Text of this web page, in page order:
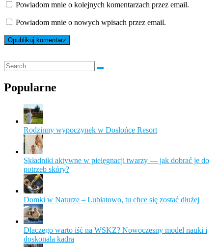
Powiadom mnie o kolejnych komentarzach przez email.
Powiadom mnie o nowych wpisach przez email.
Popularne
Rodzinny wypoczynek w Dosłońce Resort
Składniki aktywne w pielęgnacji twarzy — jak dobrać je do
potrzeb skóry?
Domki w Naturze – Lubiatowo, tu chce się zostać dłużej
Dlaczego warto iść na WSKZ? Nowoczesny model nauki i
doskonała kadra